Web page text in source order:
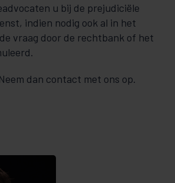
u bij de prejudiciële
indien nodig ook al in het
vraag door de rechtbank of het
dan contact met ons op.